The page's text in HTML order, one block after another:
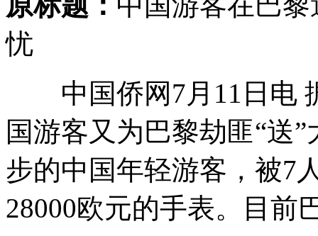
忧
中国侨网7月11日电
国游客又为巴黎劫匪“送
步的中国年轻游客，被7
28000欧元的手表。目前